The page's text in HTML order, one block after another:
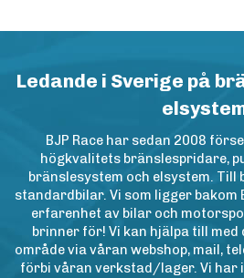
Ledande i Sverige på
BJP Race har sedan 2008
högkvalitets bränslespridare,
bränslesystem och elsystem. Till
standardbilar. Vi som ligger bakom
erfarenhet av bilar och
brinner för! Vi kan hjälpa till
område via våran webshop, mail,
förbi våran verkstad/lager. Vi har